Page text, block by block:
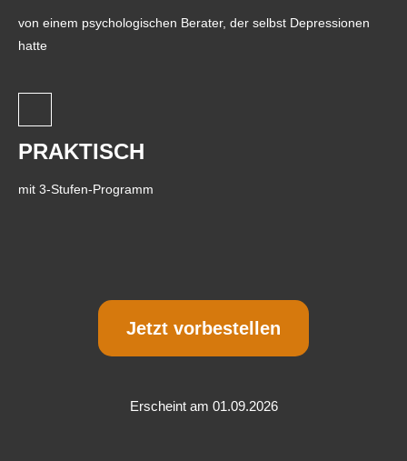
von einem psychologischen Berater, der selbst Depressionen
hatte
PRAKTISCH
mit 3-Stufen-Programm
Jetzt vorbestellen
Erscheint am 01.09.2026